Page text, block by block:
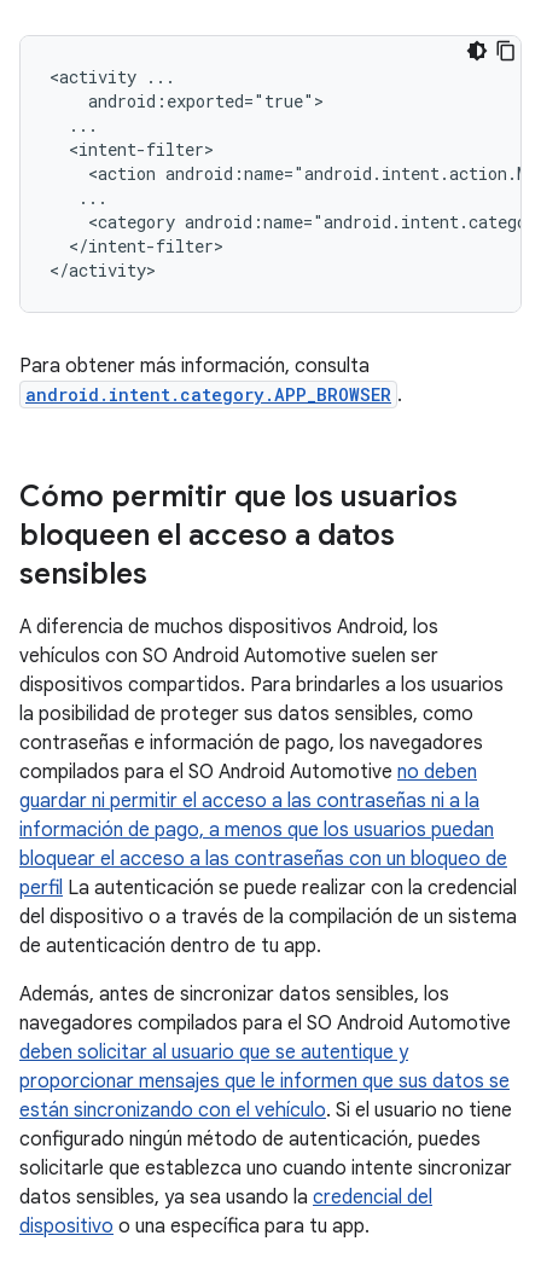
<activity
<action
<category
</intent-filter>
Para obtener más información, consulta
android.intent.category.APP_BROWSER .
Cómo permitir que los usuarios
bloqueen el acceso a datos
sensibles
A diferencia de muchos dispositivos Android, los
vehículos con SO Android Automotive suelen ser
dispositivos compartidos. Para brindarles a los usuarios
la posibilidad de proteger sus datos sensibles, como
contraseñas e información de pago, los navegadores
compilados para el SO Android Automotive no deben
guardar ni permitir el acceso a las contraseñas ni a la
información de pago, a menos que los usuarios puedan
bloquear el acceso a las contraseñas con un bloqueo de
perfil La autenticación se puede realizar con la credencial
del dispositivo o a través de la compilación de un sistema
de autenticación dentro de tu app.
Además, antes de sincronizar datos sensibles, los
navegadores compilados para el SO Android Automotive
deben solicitar al usuario que se autentique y
proporcionar mensajes que le informen que sus datos se
están sincronizando con el vehículo. Si el usuario no tiene
configurado ningún método de autenticación, puedes
solicitarle que establezca uno cuando intente sincronizar
datos sensibles, ya sea usando la credencial del
dispositivo o una específica para tu app.